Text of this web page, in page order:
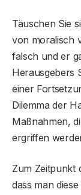
Täuschen Sie
von moralisch
falsch und er
Herausgebers
einer
Dilemma der
Maßnahmen,
ergriffen
Zum Zeitpunkt
dass man